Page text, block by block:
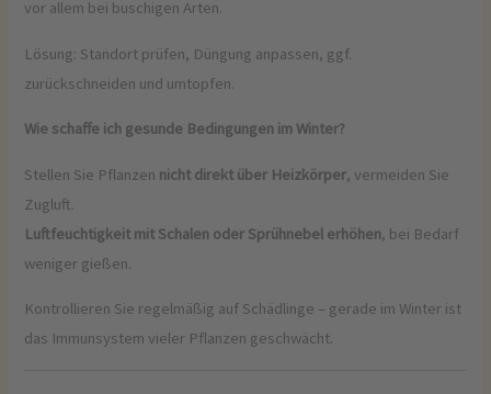
vor allem bei buschigen Arten.
Lösung: Standort prüfen, Düngung anpassen, ggf.
zurückschneiden und umtopfen.
Wie schaffe ich gesunde Bedingungen im Winter?
Stellen Sie Pflanzen nicht direkt über Heizkörper, vermeiden Sie
Zugluft.
Luftfeuchtigkeit mit Schalen oder Sprühnebel erhöhen, bei Bedarf
weniger gießen.
Kontrollieren Sie regelmäßig auf Schädlinge – gerade im Winter ist
das Immunsystem vieler Pflanzen geschwächt.